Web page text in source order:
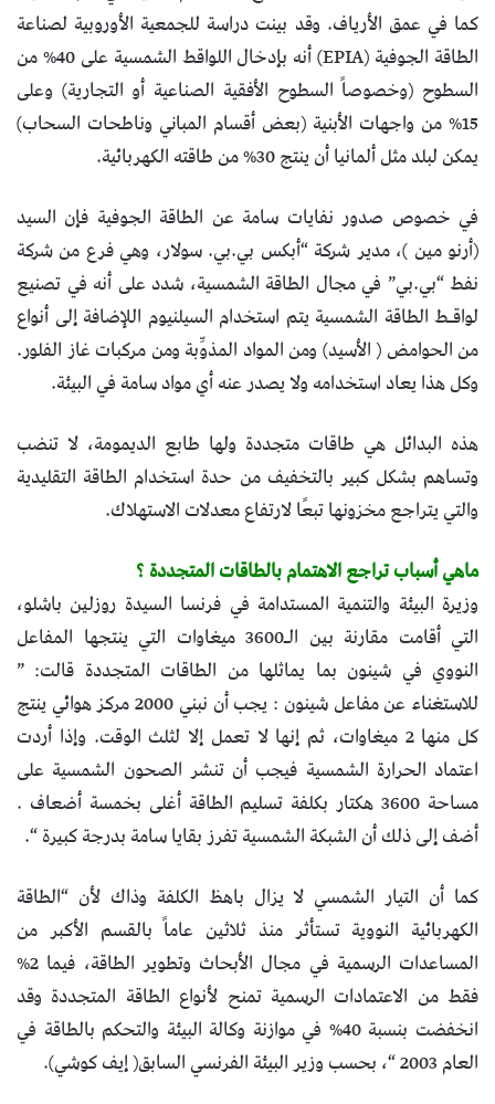
كما في عمق الأرياف. وقد بينت دراسة للجمعية الأوروبية لصناعة
الطاقة الجوفية (EPIA) أنه بإدخال اللواقط الشمسية على 40% من
السطوح (وخصوصاً السطوح الأفقية الصناعية أو التجارية) وعلى
15% من واجهات الأبنية (بعض أقسام المباني وناطحات السحاب)
يمكن لبلد مثل ألمانيا أن ينتج 30% من طاقته الكهربائية.
في خصوص صدور نفايات سامة عن الطاقة الجوفية فإن السيد
(أرنو مين )، مدير شركة “أبكس بي.بي. سولار، وهي فرع من شركة
نفط “بي.بي” في مجال الطاقة الشمسية، شدد على أنه في تصنيع
لواقـط الطاقة الشمسية يتم استخدام السيلنيوم اللإضافة إلى أنواع
من الحوامض ( الأسيد) ومن المواد المذوِّبة ومن مركبات غاز الفلور.
وكل هذا يعاد استخدامه ولا يصدر عنه أي مواد سامة في البيئة.
هذه البدائل هي طاقات متجددة ولها طابع الديمومة، لا تنضب
وتساهم بشكل كبير بالتخفيف من حدة استخدام الطاقة التقليدية
والتي يتراجع مخزونها تبعًا لارتفاع معدلات الاستهلاك.
ماهي أسباب تراجع الاهتمام بالطاقات المتجددة ؟
وزيرة البيئة والتنمية المستدامة في فرنسا السيدة روزلين باشلو،
التي أقامت مقارنة بين الـ3600 ميغاوات التي ينتجها المفاعل
النووي في شينون بما يماثلها من الطاقات المتجددة قالت: ”
للاستغناء عن مفاعل شينون : يجب أن نبني 2000 مركز هوائي ينتج
كل منها 2 ميغاوات، ثم إنها لا تعمل إلا لثلث الوقت. وإذا أردت
اعتماد الحرارة الشمسية فيجب أن تنشر الصحون الشمسية على
مساحة 3600 هكتار بكلفة تسليم الطاقة أغلى بخمسة أضعاف .
أضف إلى ذلك أن الشبكة الشمسية تفرز بقايا سامة بدرجة كبيرة “.
كما أن التيار الشمسي لا يزال باهظ الكلفة وذاك لأن “الطاقة
الكهربائية النووية تستأثر منذ ثلاثين عاماً بالقسم الأكبر من
المساعدات الرسمية في مجال الأبحاث وتطوير الطاقة، فيما 2%
فقط من الاعتمادات الرسمية تمنح لأنواع الطاقة المتجددة وقد
انخفضت بنسبة 40% في موازنة وكالة البيئة والتحكم بالطاقة في
العام 2003 “، بحسب وزير البيئة الفرنسي السابق( إيف كوشي).